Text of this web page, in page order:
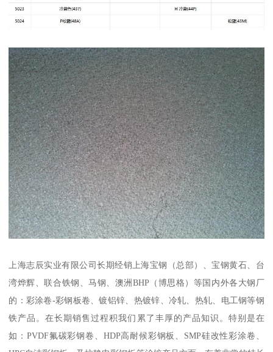
上海志辰实业有限公司长期经销上海宝钢（总部）、宝钢黄石、台
湾烨辉、联合铁钢、马钢、澳洲BHP（博思格）等国内外各大钢厂
的：彩涂卷-彩钢板卷、镀铝锌、热镀锌、冷轧、热轧、电工钢等钢
铁产品。在长期销售过程积我们累了丰厚的产品知识。特别是在
如：PVDF氟碳彩钢卷、HDP高耐候彩钢板、SMP硅改性彩涂卷、